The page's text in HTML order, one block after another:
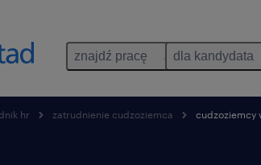
znajdź pracę dla kandydata
hr zatrudnienie cudzoziemca cudzoziemcy